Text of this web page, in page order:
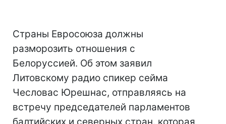
Страны Евросоюза должны
разморозить отношения с
Белоруссией. Об этом заявил
Литовскому радио спикер сейма
Чесловас Юрешнас, отправляясь на
встречу председателей парламентов